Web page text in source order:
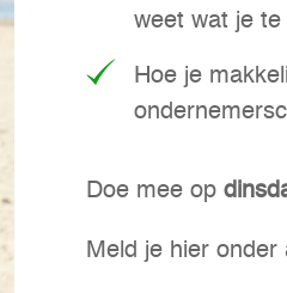
weet wat je
Hoe je
Doe mee op
Meld je hier